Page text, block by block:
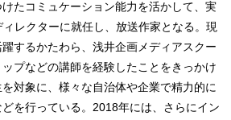
たコミュケーション能力を活かして、実
レクターに就任し、放送作家となる。現
するかたわら、浅井企画メディアスクー
プなどの講師を経験したことをきっかけ
対象に、様々な自治体や企業で精力的に
を行っている。2018年には、さらにイン